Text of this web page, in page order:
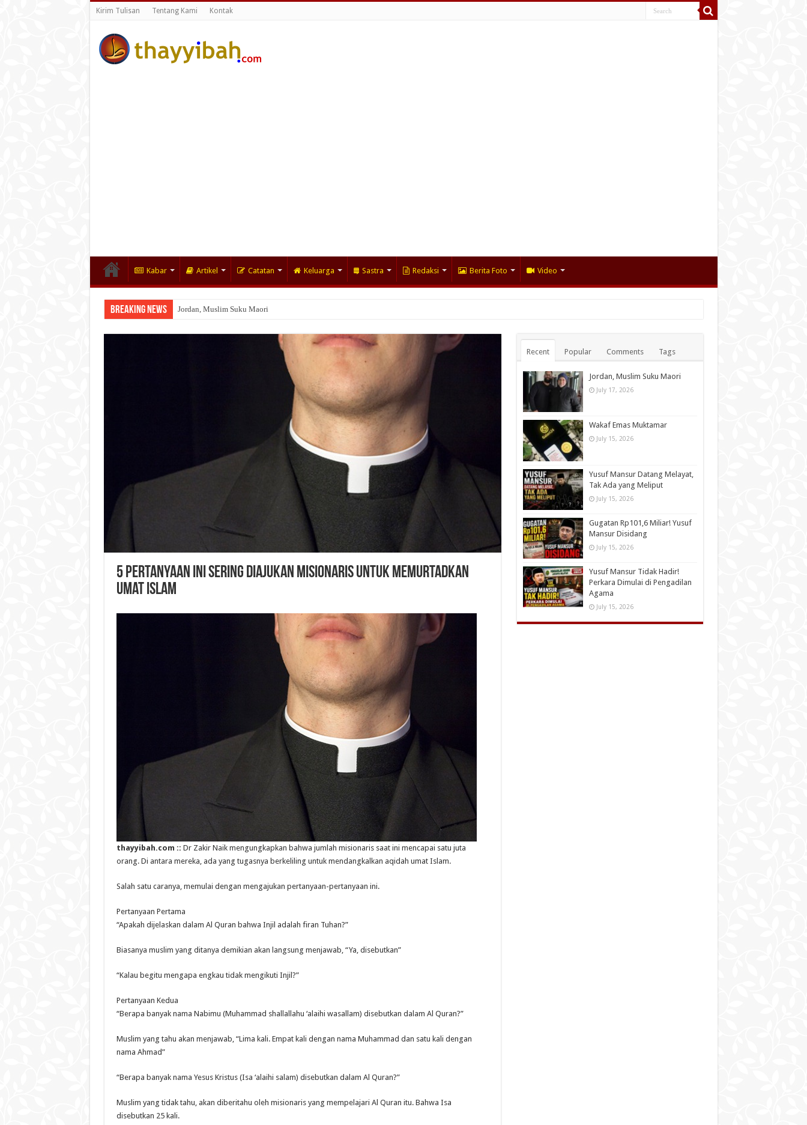
Kirim Tulisan Tentang Kami Kontak
Kabar Artikel Catatan Keluarga Sastra Redaksi Berita Foto Video
Breaking News Jordan, Muslim Suku Maori
Wakaf Emas Muktamar
5 Pertanyaan Ini Sering Diajukan Misionaris untuk Memurtadkan
Umat Islam
thayyibah.com :: Dr Zakir Naik mengungkapkan bahwa jumlah misionaris saat ini mencapai satu juta
orang. Di antara mereka, ada yang tugasnya berkeliling untuk mendangkalkan aqidah umat Islam.
Salah satu caranya, memulai dengan mengajukan pertanyaan-pertanyaan ini.
Pertanyaan Pertama
“Apakah dijelaskan dalam Al Quran bahwa Injil adalah firan Tuhan?”
Biasanya muslim yang ditanya demikian akan langsung menjawab, “Ya, disebutkan”
“Kalau begitu mengapa engkau tidak mengikuti Injil?”
Pertanyaan Kedua
“Berapa banyak nama Nabimu (Muhammad shallallahu ‘alaihi wasallam) disebutkan dalam Al Quran?”
Muslim yang tahu akan menjawab, “Lima kali. Empat kali dengan nama Muhammad dan satu kali dengan
nama Ahmad”
“Berapa banyak nama Yesus Kristus (Isa ‘alaihi salam) disebutkan dalam Al Quran?”
Muslim yang tidak tahu, akan diberitahu oleh misionaris yang mempelajari Al Quran itu. Bahwa Isa
disebutkan 25 kali.
Recent Popular Comments Tags
Jordan, Muslim Suku Maori
July 17, 2026
Wakaf Emas Muktamar
July 15, 2026
Yusuf Mansur Datang Melayat,
Tak Ada yang Meliput
July 15, 2026
Gugatan Rp101,6 Miliar! Yusuf
Mansur Disidang
July 15, 2026
Yusuf Mansur Tidak Hadir!
Perkara Dimulai di Pengadilan
Agama
July 15, 2026